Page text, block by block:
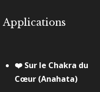
Applications
❤️ Sur le Chakra du
Cœur (Anahata)